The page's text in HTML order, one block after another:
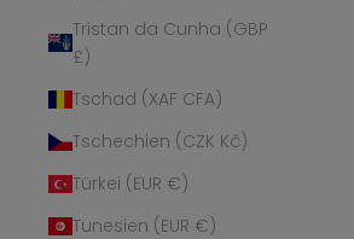
Tristan da Cunha (GBP
£)
Tschad (XAF CFA)
Tschechien (CZK Kč)
Türkei (EUR €)
Tunesien (EUR €)